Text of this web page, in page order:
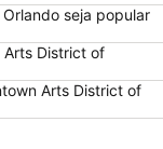
seja popular
Arts District of
Arts District of